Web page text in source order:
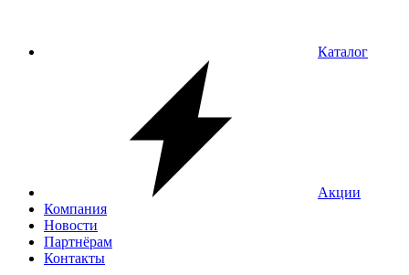
Каталог
Акции
Компания
Новости
Партнёрам
Контакты